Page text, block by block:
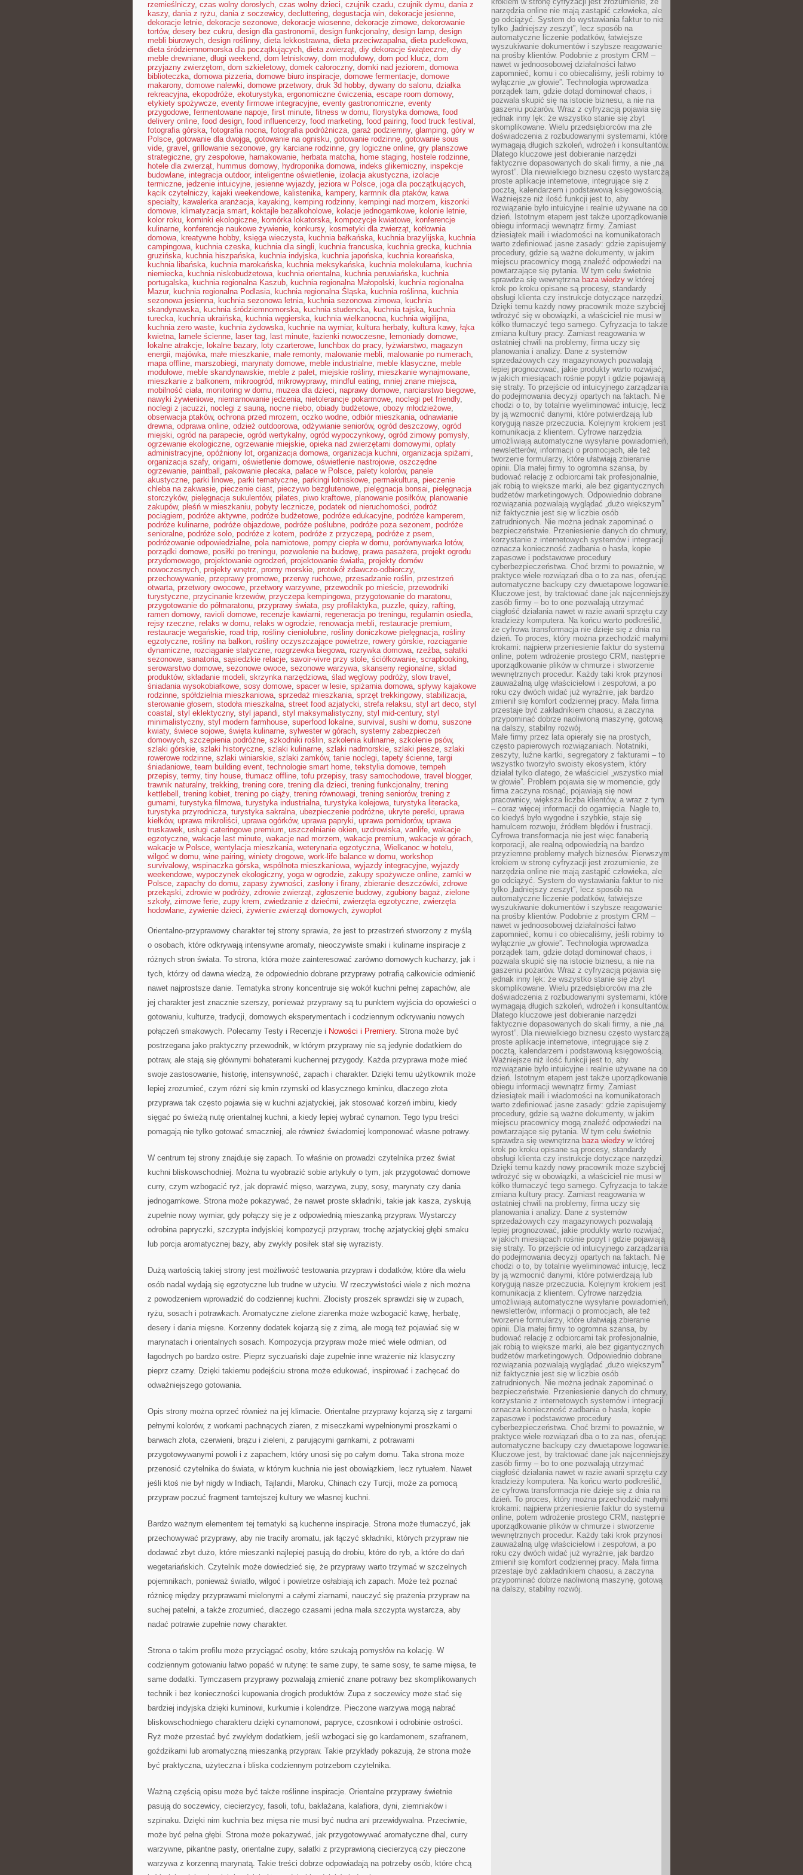
rzemieślniczy, czas wolny dorosłych, czas wolny dzieci, czujnik czadu, czujnik dymu, dania z
kaszy, dania z ryżu, dania z soczewicy, decluttering, degustacja win, dekoracje jesienne,
dekoracje letnie, dekoracje sezonowe, dekoracje wiosenne, dekoracje zimowe, dekorowanie
tortów, desery bez cukru, design dla gastronomii, design funkcjonalny, design lamp, design
mebli biurowych, design roślinny, dieta lekkostrawna, dieta przeciwzapalna, dieta pudełkowa,
dieta śródziemnomorska dla początkujących, dieta zwierząt, diy dekoracje świąteczne, diy
meble drewniane, długi weekend, dom letniskowy, dom modułowy, dom pod klucz, dom
przyjazny zwierzętom, dom szkieletowy, domek całoroczny, domki nad jeziorem, domowa
biblioteczka, domowa pizzeria, domowe biuro inspiracje, domowe fermentacje, domowe
makarony, domowe nalewki, domowe przetwory, druk 3d hobby, dywany do salonu, działka
rekreacyjna, ekopodróże, ekoturystyka, ergonomiczne ćwiczenia, escape room domowy,
etykiety spożywcze, eventy firmowe integracyjne, eventy gastronomiczne, eventy
przygodowe, fermentowane napoje, first minute, fitness w domu, florystyka domowa, food
delivery online, food design, food influencerzy, food marketing, food pairing, food truck festival ,
fotografia górska, fotografia nocna, fotografia podróżnicza, garaż podziemny, glamping, góry w
Polsce, gotowanie dla dwojga, gotowanie na ognisku, gotowanie rodzinne, gotowanie sous
vide, gravel , grillowanie sezonowe, gry karciane rodzinne, gry logiczne online, gry planszowe
strategiczne, gry zespołowe, hamakowanie, herbata matcha, home staging, hostele rodzinne,
hotele dla zwierząt, hummus domowy, hydroponika domowa, indeks glikemiczny, inspekcje
budowlane, integracja outdoor, inteligentne oświetlenie, izolacja akustyczna, izolacje
termiczne, jedzenie intuicyjne, jesienne wyjazdy, jeziora w Polsce, joga dla początkujących,
kącik czytelniczy, kajaki weekendowe, kalistenika, kampery, karmnik dla ptaków, kawa
specialty, kawalerka aranżacja, kayaking, kemping rodzinny, kempingi nad morzem, kiszonki
domowe, klimatyzacja smart, koktajle bezalkoholowe, kolacje jednogarnkowe, kolonie letnie,
kolor roku, kominki ekologiczne, komórka lokatorska, kompozycje kwiatowe, konferencje
kulinarne, konferencje naukowe żywienie, konkursy, kosmetyki dla zwierząt, kotłownia
domowa, kreatywne hobby, księga wieczysta, kuchnia bałkańska, kuchnia brazylijska, kuchnia
campingowa, kuchnia czeska, kuchnia dla singli, kuchnia francuska, kuchnia grecka, kuchnia
gruzińska, kuchnia hiszpańska, kuchnia indyjska, kuchnia japońska, kuchnia koreańska,
kuchnia libańska, kuchnia marokańska, kuchnia meksykańska, kuchnia molekularna, kuchnia
niemiecka, kuchnia niskobudżetowa, kuchnia orientalna, kuchnia peruwiańska, kuchnia
portugalska, kuchnia regionalna Kaszub, kuchnia regionalna Małopolski, kuchnia regionalna
Mazur, kuchnia regionalna Podlasia, kuchnia regionalna Śląska, kuchnia roślinna, kuchnia
sezonowa jesienna, kuchnia sezonowa letnia, kuchnia sezonowa zimowa, kuchnia
skandynawska, kuchnia śródziemnomorska, kuchnia studencka, kuchnia tajska, kuchnia
turecka, kuchnia ukraińska, kuchnia węgierska, kuchnia wielkanocna, kuchnia wigilijna,
kuchnia zero waste, kuchnia żydowska, kuchnie na wymiar, kultura herbaty, kultura kawy, łąka
kwietna, lamele ścienne, laser tag, last minute, łazienki nowoczesne, lemoniady domowe,
lokalne atrakcje, lokalne bazary, loty czarterowe, lunchbox do pracy, łyżwiarstwo, magazyn
energii, majówka, małe mieszkanie, małe remonty, malowanie mebli, malowanie po numerach,
mapa offline, marszobiegi, marynaty domowe, meble industrialne, meble klasyczne, meble
modułowe, meble skandynawskie, meble z palet, miejskie rośliny, mieszkanie wynajmowane,
mieszkanie z balkonem, mikroogród, mikrowyprawy, mindful eating, mniej znane miejsca,
mobilność ciała, monitoring w domu, muzea dla dzieci, naprawy domowe, narciarstwo biegowe,
nawyki żywieniowe, niemarnowanie jedzenia, nietolerancje pokarmowe, noclegi pet friendly,
noclegi z jacuzzi, noclegi z sauną, nocne niebo, obiady budżetowe, obozy młodzieżowe,
obserwacja ptaków, ochrona przed mrozem, oczko wodne, odbiór mieszkania, odnawianie
drewna, odprawa online, odzież outdoorowa, odżywianie seniorów, ogród deszczowy, ogród
miejski, ogród na parapecie, ogród wertykalny, ogród wypoczynkowy, ogród zimowy pomysły,
ogrzewanie ekologiczne, ogrzewanie miejskie, opieka nad zwierzętami domowymi, opłaty
administracyjne, opóźniony lot, organizacja domowa, organizacja kuchni, organizacja spiżarni,
organizacja szafy, origami, oświetlenie domowe, oświetlenie nastrojowe, oszczędne
ogrzewanie, paintball , pakowanie plecaka, pałace w Polsce, palety kolorów, panele
akustyczne, parki linowe, parki tematyczne, parkingi lotniskowe, permakultura, pieczenie
chleba na zakwasie, pieczenie ciast, pieczywo bezglutenowe, pielęgnacja bonsai, pielęgnacja
storczyków, pielęgnacja sukulentów, pilates, piwo kraftowe, planowanie posiłków, planowanie
zakupów, pleśń w mieszkaniu, pobyty lecznicze, podatek od nieruchomości, podróż
pociągiem, podróże aktywne, podróże budżetowe, podróże edukacyjne, podróże kamperem,
podróże kulinarne, podróże objazdowe, podróże poślubne, podróże poza sezonem, podróże
senioralne, podróże solo, podróże z kotem, podróże z przyczepą, podróże z psem,
podróżowanie odpowiedzialne, pola namiotowe, pompy ciepła w domu, porównywarka lotów,
porządki domowe, posiłki po treningu, pozwolenie na budowę, prawa pasażera, projekt ogrodu
przydomowego, projektowanie ogrodzeń, projektowanie światła, projekty domów
nowoczesnych, projekty wnętrz, promy morskie, protokół zdawczo-odbiorczy,
przechowywanie, przeprawy promowe, przerwy ruchowe, przesadzanie roślin, przestrzeń
otwarta, przetwory owocowe, przetwory warzywne, przewodnik po mieście, przewodniki
turystyczne, przycinanie krzewów, przyczepa kempingowa, przygotowanie do maratonu,
przygotowanie do półmaratonu, przyprawy świata, psy profilaktyka, puzzle, quizy, rafting,
ramen domowy, ravioli domowe, recenzje kawiarni, regeneracja po treningu, regulamin osiedla,
rejsy rzeczne, relaks w domu, relaks w ogrodzie, renowacja mebli, restauracje premium,
restauracje wegańskie, road trip, rośliny cieniolubne, rośliny doniczkowe pielęgnacja, rośliny
egzotyczne, rośliny na balkon, rośliny oczyszczające powietrze, rowery górskie, rozciąganie
dynamiczne, rozciąganie statyczne, rozgrzewka biegowa, rozrywka domowa, rzeźba, sałatki
sezonowe, sanatoria, sąsiedzkie relacje, savoir-vivre przy stole, ściółkowanie, scrapbooking,
serowarstwo domowe, sezonowe owoce, sezonowe warzywa, skanseny regionalne, skład
produktów, składanie modeli, skrzynka narzędziowa, ślad węglowy podróży, slow travel ,
śniadania wysokobiałkowe, sosy domowe, spacer w lesie, spiżarnia domowa, spływy kajakowe
rodzinne, spółdzielnia mieszkaniowa, sprzedaż mieszkania, sprzęt trekkingowy, stabilizacja,
sterowanie głosem, stodoła mieszkalna, street food azjatycki, strefa relaksu, styl art deco, styl
coastal , styl eklektyczny, styl japandi, styl maksymalistyczny, styl mid-century, styl
minimalistyczny, styl modern farmhouse, superfood lokalne, survival , sushi w domu, suszone
kwiaty, świece sojowe, święta kulinarne, sylwester w górach, systemy zabezpieczeń
domowych, szczepienia podróżne, szkodniki roślin, szkolenia kulinarne, szkolenie psów,
szlaki górskie, szlaki historyczne, szlaki kulinarne, szlaki nadmorskie, szlaki piesze, szlaki
rowerowe rodzinne, szlaki winiarskie, szlaki zamków, tanie noclegi, tapety ścienne, targi
śniadaniowe, team building event, technologie smart home, tekstylia domowe, tempeh
przepisy, termy, tiny house, tłumacz offline, tofu przepisy, trasy samochodowe, travel blogger,
trawnik naturalny, trekking, trening core, trening dla dzieci, trening funkcjonalny, trening
kettlebell , trening kobiet, trening po ciąży, trening równowagi, trening seniorów, trening z
gumami, turystyka filmowa, turystyka industrialna, turystyka kolejowa, turystyka literacka,
turystyka przyrodnicza, turystyka sakralna, ubezpieczenie podróżne, ukryte perełki, uprawa
kiełków, uprawa mikroliści, uprawa ogórków, uprawa papryki, uprawa pomidorów, uprawa
truskawek, usługi cateringowe premium, uszczelnianie okien, uzdrowiska, vanlife, wakacje
egzotyczne, wakacje last minute, wakacje nad morzem, wakacje premium, wakacje w górach,
wakacje w Polsce, wentylacja mieszkania, weterynaria egzotyczna, Wielkanoc w hotelu,
wilgoć w domu, wine pairing, winiety drogowe, work-life balance w domu, workshop
survivalowy, wspinaczka górska, wspólnota mieszkaniowa, wyjazdy integracyjne, wyjazdy
weekendowe, wypoczynek ekologiczny, yoga w ogrodzie, zakupy spożywcze online, zamki w
Polsce, zapachy do domu, zapasy żywności, zasłony i firany, zbieranie deszczówki, zdrowe
przekąski, zdrowie w podróży, zdrowie zwierząt, zgłoszenie budowy, zgubiony bagaż, zielone
szkoły, zimowe ferie, zupy krem, zwiedzanie z dziećmi, zwierzęta egzotyczne, zwierzęta
hodowlane, żywienie dzieci, żywienie zwierząt domowych, żywopłot
Orientalno-przyprawowy charakter tej strony sprawia, że jest to przestrzeń stworzony z myślą
o osobach, które odkrywają intensywne aromaty, nieoczywiste smaki i kulinarne inspiracje z
różnych stron świata. To strona, która może zainteresować zarówno domowych kucharzy, jak i
tych, którzy od dawna wiedzą, że odpowiednio dobrane przyprawy potrafią całkowicie odmienić
nawet najprostsze danie. Tematyka strony koncentruje się wokół kuchni pełnej zapachów, ale
jej charakter jest znacznie szerszy, ponieważ przyprawy są tu punktem wyjścia do opowieści o
gotowaniu, kulturze, tradycji, domowych eksperymentach i codziennym odkrywaniu nowych
połączeń smakowych. Polecamy Testy i Recenzje i Nowości i Premiery. Strona może być
postrzegana jako praktyczny przewodnik, w którym przyprawy nie są jedynie dodatkiem do
potraw, ale stają się głównymi bohaterami kuchennej przygody. Każda przyprawa może mieć
swoje zastosowanie, historię, intensywność, zapach i charakter. Dzięki temu użytkownik może
lepiej zrozumieć, czym różni się kmin rzymski od klasycznego kminku, dlaczego złota
przyprawa tak często pojawia się w kuchni azjatyckiej, jak stosować korzeń imbiru, kiedy
sięgać po świeżą nutę orientalnej kuchni, a kiedy lepiej wybrać cynamon. Tego typu treści
pomagają nie tylko gotować smaczniej, ale również świadomiej komponować własne potrawy.
W centrum tej strony znajduje się zapach. To właśnie on prowadzi czytelnika przez świat
kuchni bliskowschodniej. Można tu wyobrazić sobie artykuły o tym, jak przygotować domowe
curry, czym wzbogacić ryż, jak doprawić mięso, warzywa, zupy, sosy, marynaty czy dania
jednogarnkowe. Strona może pokazywać, że nawet proste składniki, takie jak kasza, zyskują
zupełnie nowy wymiar, gdy połączy się je z odpowiednią mieszanką przypraw. Wystarczy
odrobina papryczki, szczypta indyjskiej kompozycji przypraw, trochę azjatyckiej głębi smaku
lub porcja aromatycznej bazy, aby zwykły posiłek stał się wyrazisty.
Dużą wartością takiej strony jest możliwość testowania przypraw i dodatków, które dla wielu
osób nadal wydają się egzotyczne lub trudne w użyciu. W rzeczywistości wiele z nich można
z powodzeniem wprowadzić do codziennej kuchni. Złocisty proszek sprawdzi się w zupach,
ryżu, sosach i potrawkach. Aromatyczne zielone ziarenka może wzbogacić kawę, herbatę,
desery i dania mięsne. Korzenny dodatek kojarzą się z zimą, ale mogą też pojawiać się w
marynatach i orientalnych sosach. Kompozycja przypraw może mieć wiele odmian, od
łagodnych po bardzo ostre. Pieprz syczuański daje zupełnie inne wrażenie niż klasyczny
pieprz czarny. Dzięki takiemu podejściu strona może edukować, inspirować i zachęcać do
odważniejszego gotowania.
Opis strony można oprzeć również na jej klimacie. Orientalne przyprawy kojarzą się z targami
pełnymi kolorów, z workami pachnących ziaren, z miseczkami wypełnionymi proszkami o
barwach złota, czerwieni, brązu i zieleni, z parującymi garnkami, z potrawami
przygotowywanymi powoli i z zapachem, który unosi się po całym domu. Taka strona może
przenosić czytelnika do świata, w którym kuchnia nie jest obowiązkiem, lecz rytuałem. Nawet
jeśli ktoś nie był nigdy w Indiach, Tajlandii, Maroku, Chinach czy Turcji, może za pomocą
przypraw poczuć fragment tamtejszej kultury we własnej kuchni.
Bardzo ważnym elementem tej tematyki są kuchenne inspiracje. Strona może tłumaczyć, jak
przechowywać przyprawy, aby nie traciły aromatu, jak łączyć składniki, których przypraw nie
dodawać zbyt dużo, które mieszanki najlepiej pasują do drobiu, które do ryb, a które do dań
wegetariańskich. Czytelnik może dowiedzieć się, że przyprawy warto trzymać w szczelnych
pojemnikach, ponieważ światło, wilgoć i powietrze osłabiają ich zapach. Może też poznać
różnicę między przyprawami mielonymi a całymi ziarnami, nauczyć się prażenia przypraw na
suchej patelni, a także zrozumieć, dlaczego czasami jedna mała szczypta wystarcza, aby
nadać potrawie zupełnie nowy charakter.
Strona o takim profilu może przyciągać osoby, które szukają pomysłów na kolację. W
codziennym gotowaniu łatwo popaść w rutynę: te same zupy, te same sosy, te same mięsa, te
same dodatki. Tymczasem przyprawy pozwalają zmienić znane potrawy bez skomplikowanych
technik i bez konieczności kupowania drogich produktów. Zupa z soczewicy może stać się
bardziej indyjska dzięki kuminowi, kurkumie i kolendrze. Pieczone warzywa mogą nabrać
bliskowschodniego charakteru dzięki cynamonowi, papryce, czosnkowi i odrobinie ostrości.
Ryż może przestać być zwykłym dodatkiem, jeśli wzbogaci się go kardamonem, szafranem,
goździkami lub aromatyczną mieszanką przypraw. Takie przykłady pokazują, że strona może
być praktyczna, użyteczna i bliska codziennym potrzebom czytelnika.
Ważną częścią opisu może być także roślinne inspiracje. Orientalne przyprawy świetnie
pasują do soczewicy, ciecierzycy, fasoli, tofu, bakłażana, kalafiora, dyni, ziemniaków i
szpinaku. Dzięki nim kuchnia bez mięsa nie musi być nudna ani przewidywalna. Przeciwnie,
może być pełna głębi. Strona może pokazywać, jak przygotowywać aromatyczne dhal, curry
warzywne, pikantne pasty, orientalne zupy, sałatki z przyprawioną ciecierzycą czy pieczone
warzywa z korzenną marynatą. Takie treści dobrze odpowiadają na potrzeby osób, które chcą
narzędzia online nie mają zastąpić człowieka, ale
go odciążyć. System do wystawiania faktur to nie
tylko „ładniejszy zeszyt”, lecz sposób na
automatyczne liczenie podatków, łatwiejsze
wyszukiwanie dokumentów i szybsze reagowanie
na prośby klientów. Podobnie z prostym CRM –
nawet w jednoosobowej działalności łatwo
zapomnieć, komu i co obiecaliśmy, jeśli robimy to
wyłącznie „w głowie”. Technologia wprowadza
porządek tam, gdzie dotąd dominował chaos, i
pozwala skupić się na istocie biznesu, a nie na
gaszeniu pożarów. Wraz z cyfryzacją pojawia się
jednak inny lęk: że wszystko stanie się zbyt
skomplikowane. Wielu przedsiębiorców ma złe
doświadczenia z rozbudowanymi systemami, które
wymagają długich szkoleń, wdrożeń i konsultantów.
Dlatego kluczowe jest dobieranie narzędzi
faktycznie dopasowanych do skali firmy, a nie „na
wyrost”. Dla niewielkiego biznesu często wystarczą
proste aplikacje internetowe, integrujące się z
pocztą, kalendarzem i podstawową księgowością.
Ważniejsze niż ilość funkcji jest to, aby
rozwiązanie było intuicyjne i realnie używane na co
dzień. Istotnym etapem jest także uporządkowanie
obiegu informacji wewnątrz firmy. Zamiast
dziesiątek maili i wiadomości na komunikatorach
warto zdefiniować jasne zasady: gdzie zapisujemy
procedury, gdzie są ważne dokumenty, w jakim
miejscu pracownicy mogą znaleźć odpowiedzi na
powtarzające się pytania. W tym celu świetnie
sprawdza się wewnętrzna baza wiedzy w której
krok po kroku opisane są procesy, standardy
obsługi klienta czy instrukcje dotyczące narzędzi.
Dzięki temu każdy nowy pracownik może szybciej
wdrożyć się w obowiązki, a właściciel nie musi w
kółko tłumaczyć tego samego. Cyfryzacja to także
zmiana kultury pracy. Zamiast reagowania w
ostatniej chwili na problemy, firma uczy się
planowania i analizy. Dane z systemów
sprzedażowych czy magazynowych pozwalają
lepiej prognozować, jakie produkty warto rozwijać,
w jakich miesiącach rośnie popyt i gdzie pojawiają
się straty. To przejście od intuicyjnego zarządzania
do podejmowania decyzji opartych na faktach. Nie
chodzi o to, by totalnie wyeliminować intuicję, lecz
by ją wzmocnić danymi, które potwierdzają lub
korygują nasze przeczucia. Kolejnym krokiem jest
komunikacja z klientem. Cyfrowe narzędzia
umożliwiają automatyczne wysyłanie powiadomień,
newsletterów, informacji o promocjach, ale też
tworzenie formularzy, które ułatwiają zbieranie
opinii. Dla małej firmy to ogromna szansa, by
budować relację z odbiorcami tak profesjonalnie,
jak robią to większe marki, ale bez gigantycznych
budżetów marketingowych. Odpowiednio dobrane
rozwiązania pozwalają wyglądać „dużo większym”
niż faktycznie jest się w liczbie osób
zatrudnionych. Nie można jednak zapominać o
bezpieczeństwie. Przeniesienie danych do chmury,
korzystanie z internetowych systemów i integracji
oznacza konieczność zadbania o hasła, kopie
zapasowe i podstawowe procedury
cyberbezpieczeństwa. Choć brzmi to poważnie, w
praktyce wiele rozwiązań dba o to za nas, oferując
automatyczne backupy czy dwuetapowe logowanie.
Kluczowe jest, by traktować dane jak najcenniejszy
zasób firmy – bo to one pozwalają utrzymać
ciągłość działania nawet w razie awarii sprzętu czy
kradzieży komputera. Na końcu warto podkreślić,
że cyfrowa transformacja nie dzieje się z dnia na
dzień. To proces, który można przechodzić małymi
krokami: najpierw przeniesienie faktur do systemu
online, potem wdrożenie prostego CRM, następnie
uporządkowanie plików w chmurze i stworzenie
wewnętrznych procedur. Każdy taki krok przynosi
zauważalną ulgę właścicielowi i zespołowi, a po
roku czy dwóch widać już wyraźnie, jak bardzo
zmienił się komfort codziennej pracy. Mała firma
przestaje być zakładnikiem chaosu, a zaczyna
przypominać dobrze naoliwioną maszynę, gotową
na dalszy, stabilny rozwój.
Małe firmy przez lata opierały się na prostych,
często papierowych rozwiązaniach. Notatniki,
zeszyty, luźne kartki, segregatory z fakturami – to
wszystko tworzyło swoisty ekosystem, który
działał tylko dlatego, że właściciel „wszystko miał
w głowie”. Problem pojawia się w momencie, gdy
firma zaczyna rosnąć, pojawiają się nowi
pracownicy, większa liczba klientów, a wraz z tym
– coraz więcej informacji do ogarnięcia. Nagle to,
co kiedyś było wygodne i szybkie, staje się
hamulcem rozwoju, źródłem błędów i frustracji.
Cyfrowa transformacja nie jest więc fanaberią
korporacji, ale realną odpowiedzią na bardzo
przyziemne problemy małych biznesów. Pierwszym
krokiem w stronę cyfryzacji jest zrozumienie, że
narzędzia online nie mają zastąpić człowieka, ale
go odciążyć. System do wystawiania faktur to nie
tylko „ładniejszy zeszyt”, lecz sposób na
automatyczne liczenie podatków, łatwiejsze
wyszukiwanie dokumentów i szybsze reagowanie
na prośby klientów. Podobnie z prostym CRM –
nawet w jednoosobowej działalności łatwo
zapomnieć, komu i co obiecaliśmy, jeśli robimy to
wyłącznie „w głowie”. Technologia wprowadza
porządek tam, gdzie dotąd dominował chaos, i
pozwala skupić się na istocie biznesu, a nie na
gaszeniu pożarów. Wraz z cyfryzacją pojawia się
jednak inny lęk: że wszystko stanie się zbyt
skomplikowane. Wielu przedsiębiorców ma złe
doświadczenia z rozbudowanymi systemami, które
wymagają długich szkoleń, wdrożeń i konsultantów.
Dlatego kluczowe jest dobieranie narzędzi
faktycznie dopasowanych do skali firmy, a nie „na
wyrost”. Dla niewielkiego biznesu często wystarczą
proste aplikacje internetowe, integrujące się z
pocztą, kalendarzem i podstawową księgowością.
Ważniejsze niż ilość funkcji jest to, aby
rozwiązanie było intuicyjne i realnie używane na co
dzień. Istotnym etapem jest także uporządkowanie
obiegu informacji wewnątrz firmy. Zamiast
dziesiątek maili i wiadomości na komunikatorach
warto zdefiniować jasne zasady: gdzie zapisujemy
procedury, gdzie są ważne dokumenty, w jakim
miejscu pracownicy mogą znaleźć odpowiedzi na
powtarzające się pytania. W tym celu świetnie
sprawdza się wewnętrzna baza wiedzy w której
krok po kroku opisane są procesy, standardy
obsługi klienta czy instrukcje dotyczące narzędzi.
Dzięki temu każdy nowy pracownik może szybciej
wdrożyć się w obowiązki, a właściciel nie musi w
kółko tłumaczyć tego samego. Cyfryzacja to także
zmiana kultury pracy. Zamiast reagowania w
ostatniej chwili na problemy, firma uczy się
planowania i analizy. Dane z systemów
sprzedażowych czy magazynowych pozwalają
lepiej prognozować, jakie produkty warto rozwijać,
w jakich miesiącach rośnie popyt i gdzie pojawiają
się straty. To przejście od intuicyjnego zarządzania
do podejmowania decyzji opartych na faktach. Nie
chodzi o to, by totalnie wyeliminować intuicję, lecz
by ją wzmocnić danymi, które potwierdzają lub
korygują nasze przeczucia. Kolejnym krokiem jest
komunikacja z klientem. Cyfrowe narzędzia
umożliwiają automatyczne wysyłanie powiadomień,
newsletterów, informacji o promocjach, ale też
tworzenie formularzy, które ułatwiają zbieranie
opinii. Dla małej firmy to ogromna szansa, by
budować relację z odbiorcami tak profesjonalnie,
jak robią to większe marki, ale bez gigantycznych
budżetów marketingowych. Odpowiednio dobrane
rozwiązania pozwalają wyglądać „dużo większym”
niż faktycznie jest się w liczbie osób
zatrudnionych. Nie można jednak zapominać o
bezpieczeństwie. Przeniesienie danych do chmury,
korzystanie z internetowych systemów i integracji
oznacza konieczność zadbania o hasła, kopie
zapasowe i podstawowe procedury
cyberbezpieczeństwa. Choć brzmi to poważnie, w
praktyce wiele rozwiązań dba o to za nas, oferując
automatyczne backupy czy dwuetapowe logowanie.
Kluczowe jest, by traktować dane jak najcenniejszy
zasób firmy – bo to one pozwalają utrzymać
ciągłość działania nawet w razie awarii sprzętu czy
kradzieży komputera. Na końcu warto podkreślić,
że cyfrowa transformacja nie dzieje się z dnia na
dzień. To proces, który można przechodzić małymi
krokami: najpierw przeniesienie faktur do systemu
online, potem wdrożenie prostego CRM, następnie
uporządkowanie plików w chmurze i stworzenie
wewnętrznych procedur. Każdy taki krok przynosi
zauważalną ulgę właścicielowi i zespołowi, a po
roku czy dwóch widać już wyraźnie, jak bardzo
zmienił się komfort codziennej pracy. Mała firma
przestaje być zakładnikiem chaosu, a zaczyna
przypominać dobrze naoliwioną maszynę, gotową
na dalszy, stabilny rozwój.